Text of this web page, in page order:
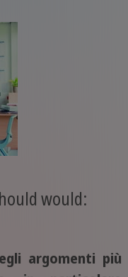
would:
argomenti più